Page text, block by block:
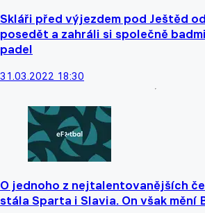
Skláři před výjezdem pod Ještěd
posedět a zahráli si společně
padel
31.03.2022 18:30
O jednoho z nejtalentovanějších
stála Sparta i Slavia. On však mění